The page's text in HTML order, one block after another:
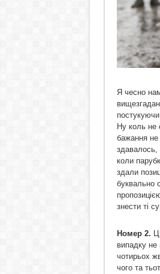
Я чесно
Ну коль не
бажання не
здавалось,
коли
здали
буквально
знести ті
Номер 2.
випадку не
чотирьох
чого та